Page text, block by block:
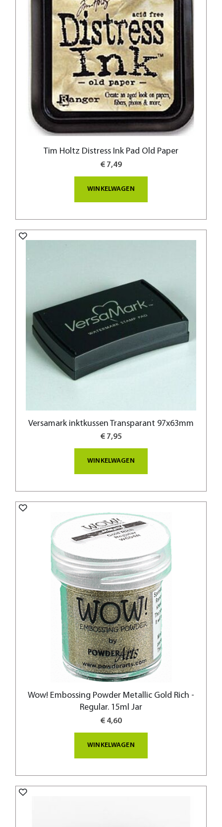
Tim Holtz Distress Ink Pad Old Paper
€ 7,49
WINKELWAGEN
Versamark inktkussen Transparant 97x63mm
€ 7,95
WINKELWAGEN
Wow! Embossing Powder Metallic Gold Rich -
Regular. 15ml Jar
€ 4,60
WINKELWAGEN